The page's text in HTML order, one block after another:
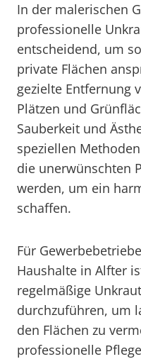
In der malerischen
professionelle
entscheidend, um
private Flächen
gezielte Entfernung
Plätzen und
Sauberkeit und
speziellen
die unerwünschten
werden, um ein
schaffen.
Für
Haushalte in Alfter
regelmäßige
durchzuführen, um
den Flächen zu
professionelle